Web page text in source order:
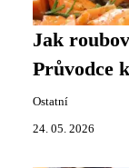
Jak
Průvodce
Ostatní
24. 05. 2026